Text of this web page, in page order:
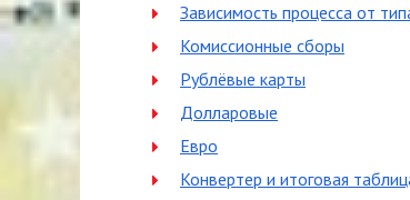
Зависимость процесса от
Комиссионные сборы
Рублёвые карты
Долларовые
Евро
Конвертер и итоговая